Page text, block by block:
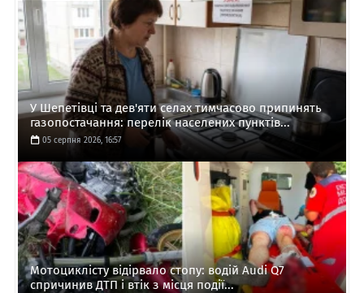
У Шепетівці та дев'яти селах тимчасово припинять
газопостачання: перелік населених пунктів...
05 серпня 2026, 16:57
Мотоциклісту відірвало стопу: водій Audi Q7
спричинив ДТП і втік з місця події...